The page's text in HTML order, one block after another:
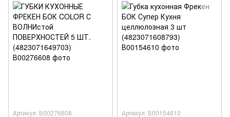
Артикул: В00276608 Артикул: В00154610